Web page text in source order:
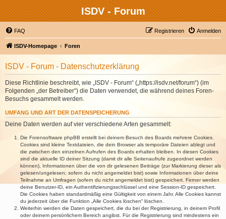
ISDV - Forum
FAQ Anmelden
Registrieren
ISDV-Homepage Foren
ISDV - Forum - Datenschutzerklärung
Diese Richtlinie beschreibt, wie „ISDV - Forum“ („https://isdv.net/forum“) (im
Folgenden „der Betreiber“) die Daten verwendet, die während deines Foren-
Besuchs gesammelt werden.
UMFANG UND ART DER DATENSPEICHERUNG
Deine Daten werden auf vier verschiedene Arten gesammelt:
Die Forensoftware phpBB erstellt bei deinem Besuch des Boards mehrere Cookies.
Cookies sind kleine Textdateien, die dein Browser als temporäre Dateien ablegt und
die zwischen den einzelnen Aufrufen des Boards erhalten bleiben. In diesen Cookies
sind die aktuelle ID deiner Sitzung (damit dir alle Seitenaufrufe zugeordnet werden
können), Informationen über die von dir gelesenen Beiträge (zur Markierung dieser als
gelesen/ungelesen; sofern du nicht angemeldet bist) sowie Informationen über deine
Teilnahme an Umfragen (sofern du nicht angemeldet bist) gespeichert. Ferner werden
deine Benutzer-ID, ein Authentifizierungsschlüssel und eine Session-ID gespeichert.
Die Cookies haben standardmäßig eine Gültigkeit von einem Jahr. Alle Cookies kannst
du jederzeit über die Funktion „Alle Cookies löschen“ löschen.
Weiterhin werden die Daten gespeichert, die du bei der Registrierung, in deinem Profil
oder deinem persönlichem Bereich angibst. Für die Registrierung sind mindestens ein